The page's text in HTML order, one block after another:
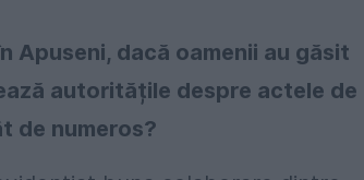
Apuseni, dacă oamenii au găsit
autoritățile despre actele de
de numeros?